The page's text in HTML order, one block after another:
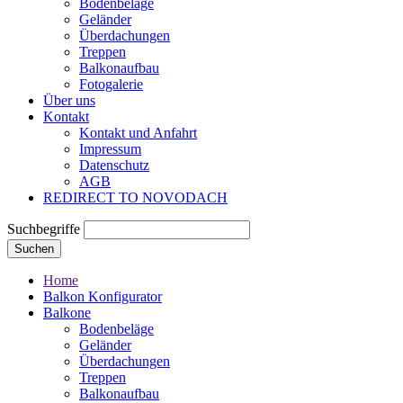
Bodenbeläge
Geländer
Überdachungen
Treppen
Balkonaufbau
Fotogalerie
Über uns
Kontakt
Kontakt und Anfahrt
Impressum
Datenschutz
AGB
REDIRECT TO NOVODACH
Suchbegriffe
Suchen
Home
Balkon Konfigurator
Balkone
Bodenbeläge
Geländer
Überdachungen
Treppen
Balkonaufbau